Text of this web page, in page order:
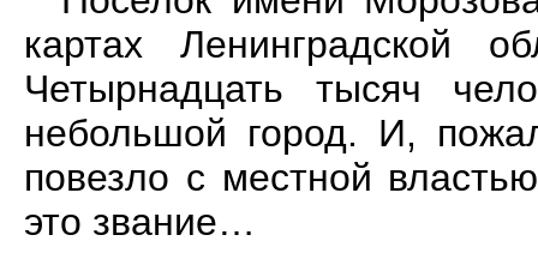
картах Ленинградской
Четырнадцать тысяч
небольшой город. И,
повезло с местной
это звание…